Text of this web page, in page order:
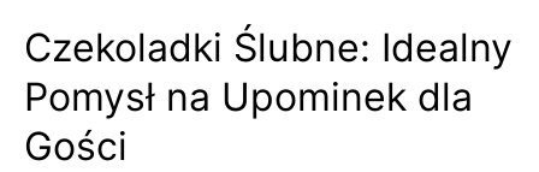
KRAKOWIE:
KOMPLEKSOWY
PRZEWODNIK
Czekoladki Ślubne: Idealny
Pomysł na Upominek dla
Gości